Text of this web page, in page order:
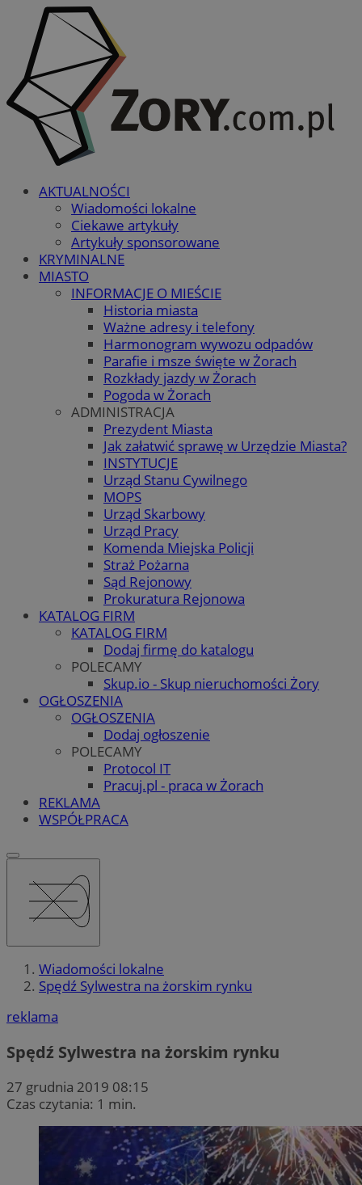
AKTUALNOŚCI
Wiadomości lokalne
Ciekawe artykuły
Artykuły sponsorowane
KRYMINALNE
MIASTO
INFORMACJE O MIEŚCIE
Historia miasta
Ważne adresy i telefony
Harmonogram wywozu odpadów
Parafie i msze święte w Żorach
Rozkłady jazdy w Żorach
Pogoda w Żorach
ADMINISTRACJA
Prezydent Miasta
Jak załatwić sprawę w Urzędzie Miasta?
INSTYTUCJE
Urząd Stanu Cywilnego
MOPS
Urząd Skarbowy
Urząd Pracy
Komenda Miejska Policji
Straż Pożarna
Sąd Rejonowy
Prokuratura Rejonowa
KATALOG FIRM
KATALOG FIRM
Dodaj firmę do katalogu
POLECAMY
Skup.io - Skup nieruchomości Żory
OGŁOSZENIA
OGŁOSZENIA
Dodaj ogłoszenie
POLECAMY
Protocol IT
Pracuj.pl - praca w Żorach
REKLAMA
WSPÓŁPRACA
Wiadomości lokalne
Spędź Sylwestra na żorskim rynku
reklama
Spędź Sylwestra na żorskim rynku
27 grudnia 2019 08:15
Czas czytania: 1 min.